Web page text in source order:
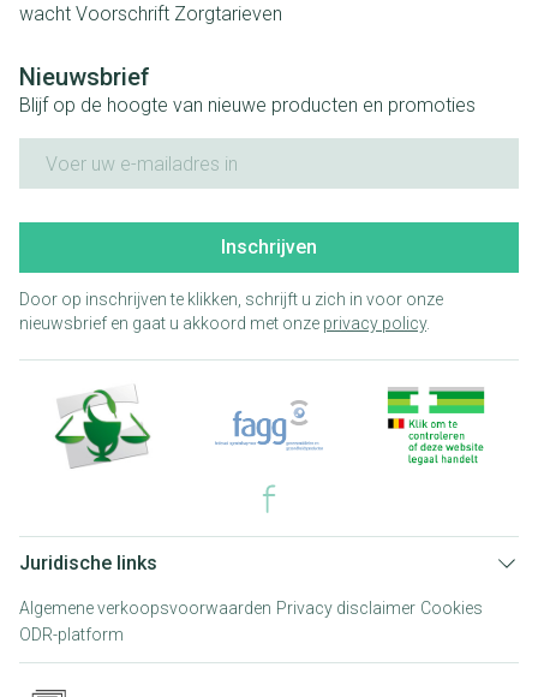
wacht Voorschrift Zorgtarieven
Nieuwsbrief
Blijf op de hoogte van nieuwe producten en promoties
Inschrijven
Door op inschrijven te klikken, schrijft u zich in voor onze
nieuwsbrief en gaat u akkoord met onze privacy policy.
Juridische links
Algemene verkoopsvoorwaarden Privacy disclaimer Cookies
ODR-platform